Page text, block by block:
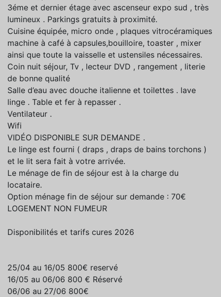
3éme et dernier étage avec ascenseur expo sud , très
lumineux . Parkings gratuits à proximité.
Cuisine équipée, micro onde , plaques vitrocéramiques
machine à café à capsules,bouilloire, toaster , mixer
ainsi que toute la vaisselle et ustensiles nécessaires.
Coin nuit séjour, Tv , lecteur DVD , rangement , literie
de bonne qualité
Salle d’eau avec douche italienne et toilettes . lave
linge . Table et fer à repasser .
Ventilateur .
Wifi
VIDÉO DISPONIBLE SUR DEMANDE .
Le linge est fourni ( draps , draps de bains torchons )
et le lit sera fait à votre arrivée.
Le ménage de fin de séjour est à la charge du
locataire.
Option ménage fin de séjour sur demande : 70€
LOGEMENT NON FUMEUR
Disponibilités et tarifs cures 2026
25/04 au 16/05 800€ reservé
16/05 au 06/06 800 € Réservé
06/06 au 27/06 800€